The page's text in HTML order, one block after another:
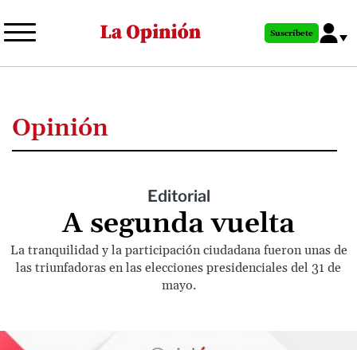
al
principal
Suscríbete
Opinión
Editorial
A segunda vuelta
La tranquilidad y la participación ciudadana fueron unas de
las triunfadoras en las elecciones presidenciales del 31 de
mayo.